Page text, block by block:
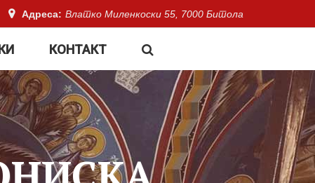
Адреса: Влатко Миленкоски 55, 7000 Битола
КОНТАКТ